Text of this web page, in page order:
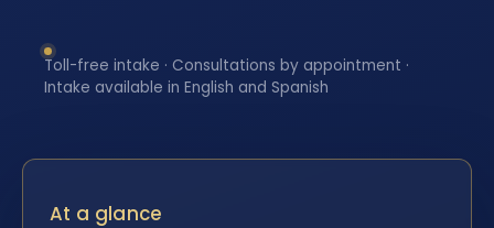
Toll-free intake · Consultations by appointment ·
Intake available in English and Spanish
At a glance